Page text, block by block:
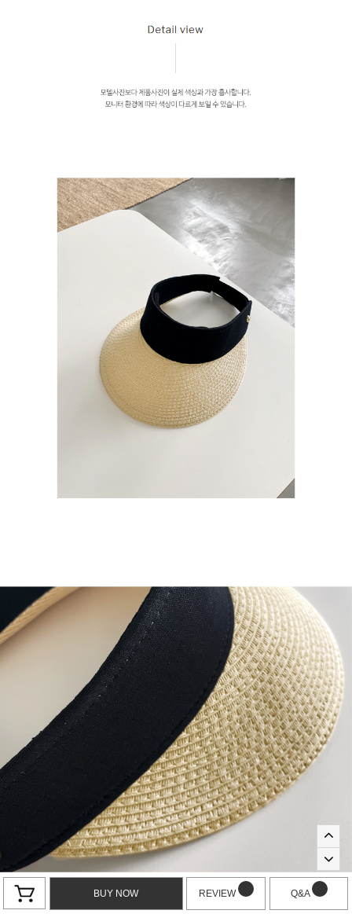
BUY NOW REVIEW Q&A